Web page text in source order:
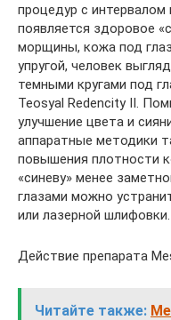
процедур с интервалом
появляется здоровое
морщины, кожа под
упругой, человек
темными кругами под
Teosyal Redencity II.
улучшение цвета и
аппаратные методики
повышения плотности
«синеву» менее
глазами можно
или лазерной шлифовки.
Действие препарата
Читайте также: